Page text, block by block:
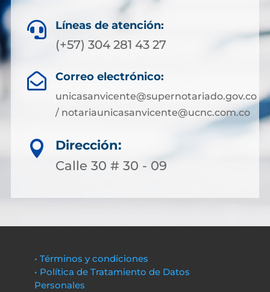
 Líneas de atención:
(+57) 304 281 43 27
 Correo electrónico:
unicasanvicente@supernotariado.gov.co
/ notariaunicasanvicente@ucnc.com.co

Dirección:
Calle 30 # 30 - 09
• Términos y condiciones
• Política de Tratamiento de Datos
Personales